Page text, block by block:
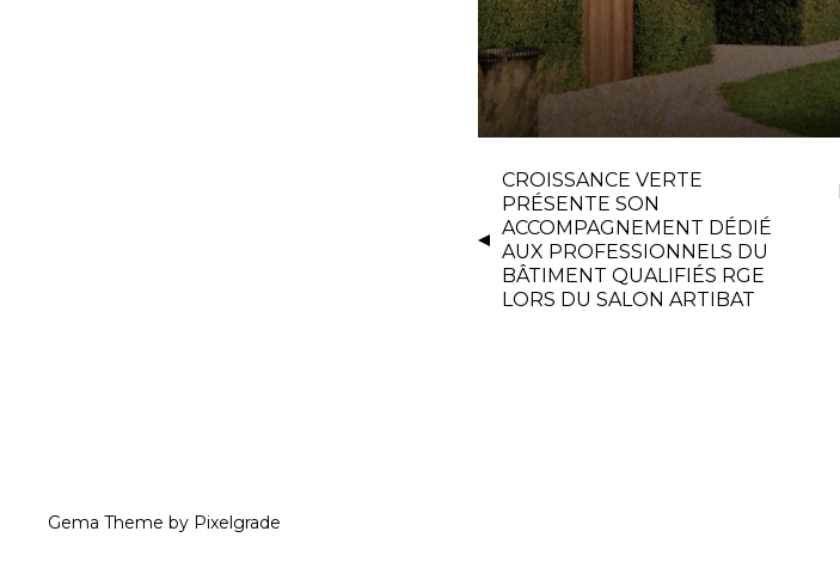
CROISSANCE VERTE
PRÉSENTE SON
ACCOMPAGNEMENT DÉDIÉ
AUX PROFESSIONNELS DU
BÂTIMENT QUALIFIÉS RGE
LORS DU SALON ARTIBAT
Gema Theme by Pixelgrade